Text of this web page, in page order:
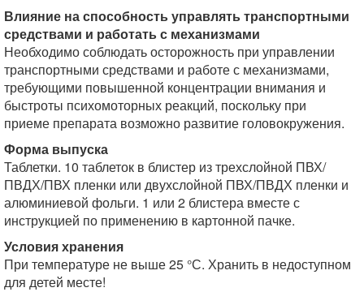
Влияние на способность управлять транспортными
средствами и работать с механизмами
Необходимо соблюдать осторожность при управлении
транспортными средствами и работе с механизмами,
требующими повышенной концентрации внимания и
быстроты психомоторных реакций, поскольку при
приеме препарата возможно развитие головокружения.
Форма выпуска
Таблетки. 10 таблеток в блистер из трехслойной ПВХ/
ПВДХ/ПВХ пленки или двухслойной ПВХ/ПВДХ пленки и
алюминиевой фольги. 1 или 2 блистера вместе с
инструкцией по применению в картонной пачке.
Условия хранения
При температуре не выше 25 °С. Хранить в недоступном
для детей месте!